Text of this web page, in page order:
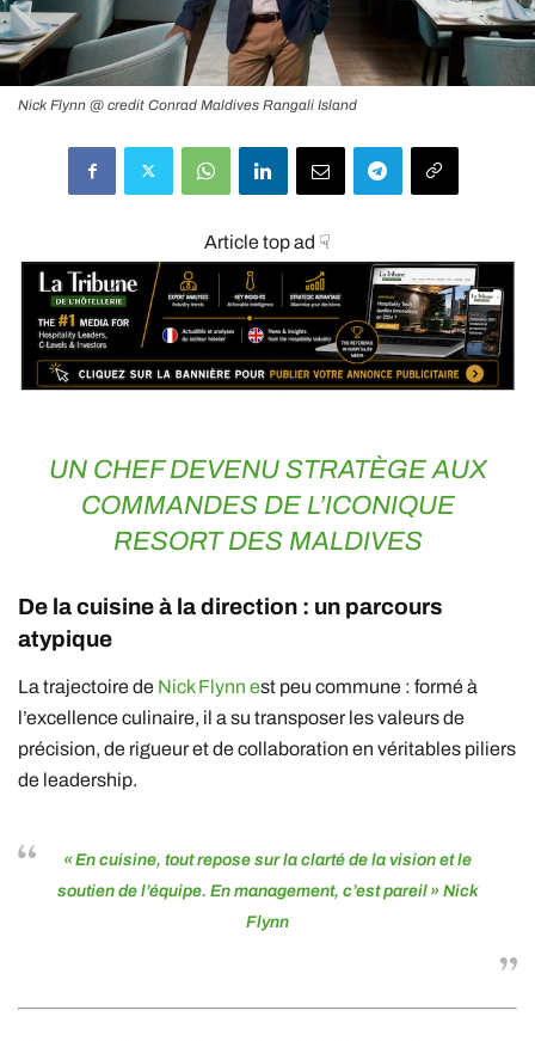
Nick Flynn @ credit Conrad Maldives Rangali Island
Article top ad ☟
UN CHEF DEVENU STRATÈGE AUX
COMMANDES DE L’ICONIQUE
RESORT DES MALDIVES
De la cuisine à la direction : un parcours
atypique
La trajectoire de Nick Flynn est peu commune : formé à
l’excellence culinaire, il a su transposer les valeurs de
précision, de rigueur et de collaboration en véritables piliers
de leadership.
« En cuisine, tout repose sur la clarté de la vision et le
soutien de l’équipe. En management, c’est pareil » Nick
Flynn